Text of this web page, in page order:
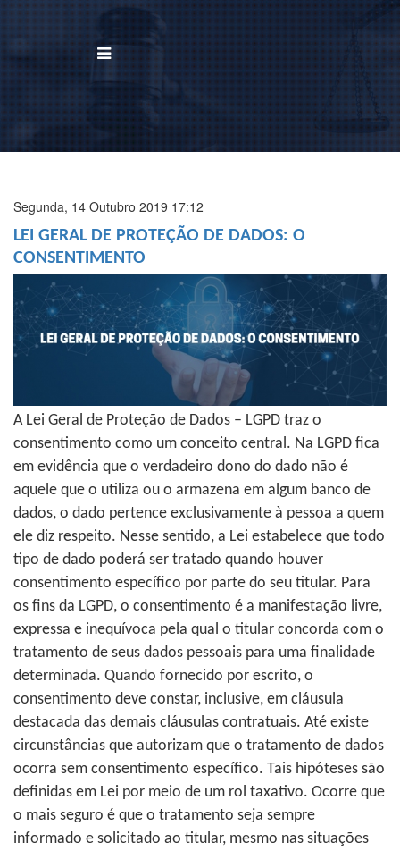
Segunda, 14 Outubro 2019 17:12
LEI GERAL DE PROTEÇÃO DE DADOS: O
CONSENTIMENTO
A Lei Geral de Proteção de Dados – LGPD traz o
consentimento como um conceito central. Na LGPD fica
em evidência que o verdadeiro dono do dado não é
aquele que o utiliza ou o armazena em algum banco de
dados, o dado pertence exclusivamente à pessoa a quem
ele diz respeito. Nesse sentido, a Lei estabelece que todo
tipo de dado poderá ser tratado quando houver
consentimento específico por parte do seu titular. Para
os fins da LGPD, o consentimento é a manifestação livre,
expressa e inequívoca pela qual o titular concorda com o
tratamento de seus dados pessoais para uma finalidade
determinada. Quando fornecido por escrito, o
consentimento deve constar, inclusive, em cláusula
destacada das demais cláusulas contratuais. Até existe
circunstâncias que autorizam que o tratamento de dados
ocorra sem consentimento específico. Tais hipóteses são
definidas em Lei por meio de um rol taxativo. Ocorre que
o mais seguro é que o tratamento seja sempre
informado e solicitado ao titular, mesmo nas situações
BUSCAR
Institucional
Área de Atuação
Treinamentos
Notícias
Trabalhe Conosco
Contato